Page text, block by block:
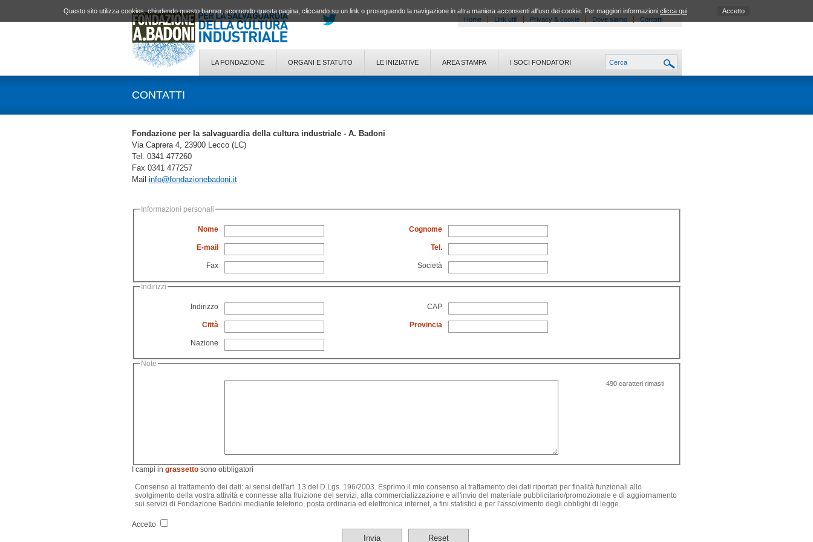
Home Link utili Privacy & cookie Dove siamo Contatti
LA FONDAZIONE ORGANI E STATUTO LE INIZIATIVE AREA STAMPA I SOCI FONDATORI
CONTATTI
Fondazione per la salvaguardia della cultura industriale - A. Badoni
Via Caprera 4, 23900 Lecco (LC)
Tel. 0341 477260
Fax 0341 477257
Mail info@fondazionebadoni.it
Informazioni personali
Nome Cognome
E-mail Tel.
Fax Società
Indirizzi
Indirizzo CAP
Città Provincia
Nazione
Note
490caratteri rimasti
I campi in grassettosono obbligatori
Consenso al trattamento dei dati: ai sensi dell'art. 13 del D.Lgs. 196/2003. Esprimo il mio consenso al trattamento dei dati riportati per finalità funzionali allo
svolgimento della vostra attività e connesse alla fruizione dei servizi, alla commercializzazione e all'invio del materiale pubblicitario/promozionale e di aggiornamento
sui servizi di Fondazione Badoni mediante telefono, posta ordinaria ed elettronica internet, a fini statistici e per l'assolvimento degli obblighi di legge.
Accetto
Questo sito utilizza cookies, chiudendo questo banner, scorrendo questa pagina, cliccando su un link o proseguendo la navigazione in altra maniera acconsenti all'uso dei cookie. Per maggiori informazioni clicca qui Accetto